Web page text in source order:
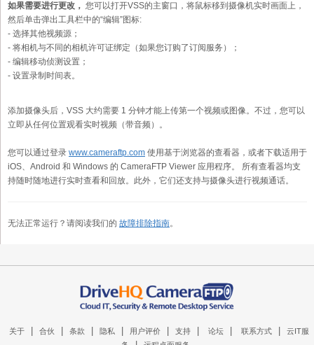
如果需要进行更改， 您可以打开VSS的主窗口，将鼠标移到摄像机实时画面上，
然后单击弹出工具栏中的“编辑”图标:
- 选择其他视频源；
- 将相机与不同的相机许可证绑定（如果您订购了订阅服务）；
- 编辑移动侦测设置；
- 设置录制时间表。
添加摄像头后，VSS 大约需要 1 分钟才能上传第一个视频或图像。不过，您可以
立即从任何位置观看实时视频（带音频）。
您可以通过登录 www.cameraftp.com 使用基于浏览器的查看器，或者下载适用于
iOS、Android 和 Windows 的 CameraFTP Viewer 应用程序。 所有查看器均支
持随时随地进行实时查看和回放。此外，它们还支持与摄像头进行视频通话。
无法正常运行？请阅读我们的 故障排除指南。
关于 | 合伙 | 条款 | 隐私 | 用户评价 | 支持 | 论坛 | 联系方式 |
云IT服